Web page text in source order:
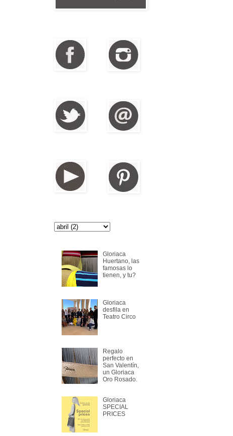
Gloriaca
Huertano, las
famosas lo
tienen, y tu?
Gloriaca
desfila en
Teatro Circo
Regalo
perfecto en
San Valentín,
un Gloriaca
Oro Rosado.
Gloriaca
SPECIAL
PRICES